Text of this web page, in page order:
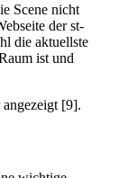
Scene nicht
der st-
die aktuellste
ist und
[9].